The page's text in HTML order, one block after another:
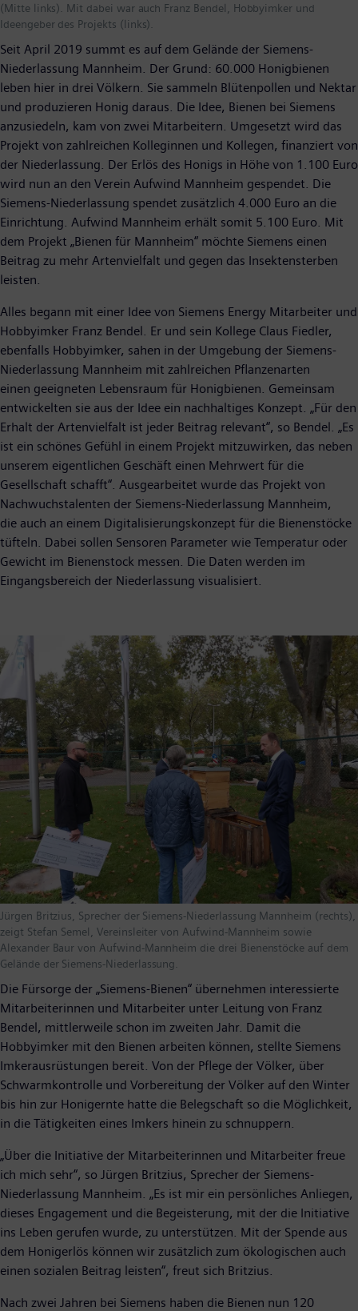
(Mitte links). Mit dabei war auch Franz Bendel, Hobbyimker und
Ideengeber des Projekts (links).
Seit April 2019 summt es auf dem Gelände der Siemens-
Niederlassung Mannheim. Der Grund: 60.000 Honigbienen
leben hier in drei Völkern. Sie sammeln Blütenpollen und Nektar
und produzieren Honig daraus. Die Idee, Bienen bei Siemens
anzusiedeln, kam von zwei Mitarbeitern. Umgesetzt wird das
Projekt von zahlreichen Kolleginnen und Kollegen, finanziert von
der Niederlassung. Der Erlös des Honigs in Höhe von 1.100 Euro
wird nun an den Verein Aufwind Mannheim gespendet. Die
Siemens-Niederlassung spendet zusätzlich 4.000 Euro an die
Einrichtung. Aufwind Mannheim erhält somit 5.100 Euro. Mit
dem Projekt „Bienen für Mannheim“ möchte Siemens einen
Beitrag zu mehr Artenvielfalt und gegen das Insektensterben
leisten.
Alles begann mit einer Idee von Siemens Energy Mitarbeiter und
Hobbyimker Franz Bendel. Er und sein Kollege Claus Fiedler,
ebenfalls Hobbyimker, sahen in der Umgebung der Siemens-
Niederlassung Mannheim mit zahlreichen Pflanzenarten
einen geeigneten Lebensraum für Honigbienen. Gemeinsam
entwickelten sie aus der Idee ein nachhaltiges Konzept. „Für den
Erhalt der Artenvielfalt ist jeder Beitrag relevant“, so Bendel. „Es
ist ein schönes Gefühl in einem Projekt mitzuwirken, das neben
unserem eigentlichen Geschäft einen Mehrwert für die
Gesellschaft schafft“. Ausgearbeitet wurde das Projekt von
Nachwuchstalenten der Siemens-Niederlassung Mannheim,
die auch an einem Digitalisierungskonzept für die Bienenstöcke
tüfteln. Dabei sollen Sensoren Parameter wie Temperatur oder
Gewicht im Bienenstock messen. Die Daten werden im
Eingangsbereich der Niederlassung visualisiert.
Jürgen Britzius, Sprecher der Siemens-Niederlassung Mannheim (rechts),
zeigt Stefan Semel, Vereinsleiter von Aufwind-Mannheim sowie
Alexander Baur von Aufwind-Mannheim die drei Bienenstöcke auf dem
Gelände der Siemens-Niederlassung.
Die Fürsorge der „Siemens-Bienen“ übernehmen interessierte
Mitarbeiterinnen und Mitarbeiter unter Leitung von Franz
Bendel, mittlerweile schon im zweiten Jahr. Damit die
Hobbyimker mit den Bienen arbeiten können, stellte Siemens
Imkerausrüstungen bereit. Von der Pflege der Völker, über
Schwarmkontrolle und Vorbereitung der Völker auf den Winter
bis hin zur Honigernte hatte die Belegschaft so die Möglichkeit,
in die Tätigkeiten eines Imkers hinein zu schnuppern.
„Über die Initiative der Mitarbeiterinnen und Mitarbeiter freue
ich mich sehr“, so Jürgen Britzius, Sprecher der Siemens-
Niederlassung Mannheim. „Es ist mir ein persönliches Anliegen,
dieses Engagement und die Begeisterung, mit der die Initiative
ins Leben gerufen wurde, zu unterstützen. Mit der Spende aus
dem Honigerlös können wir zusätzlich zum ökologischen auch
einen sozialen Beitrag leisten“, freut sich Britzius.
Nach zwei Jahren bei Siemens haben die Bienen nun 120